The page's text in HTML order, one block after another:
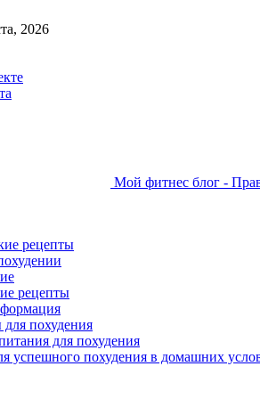
2026
Мой фитнес блог -
рецепты
рецепты
похудения
для похудения
успешного похудения в домашних